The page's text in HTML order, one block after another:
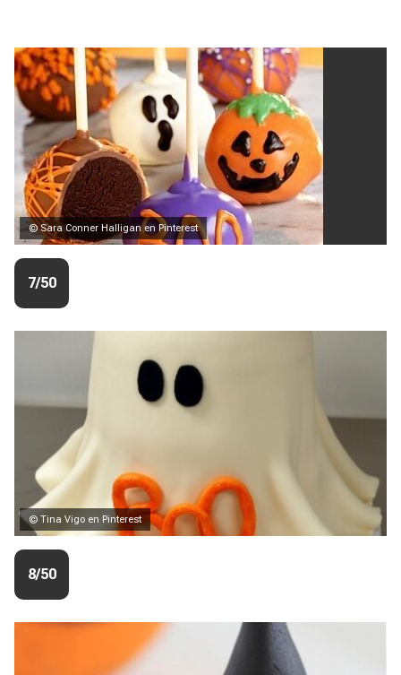
© Sara Conner Halligan en Pinterest
7/50
© Tina Vigo en Pinterest
8/50